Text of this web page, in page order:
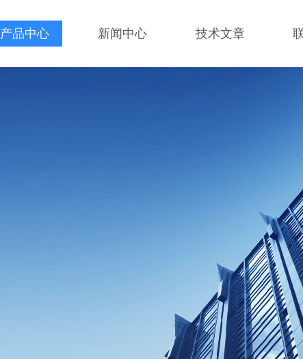
产品中心 新闻中心 技术文章